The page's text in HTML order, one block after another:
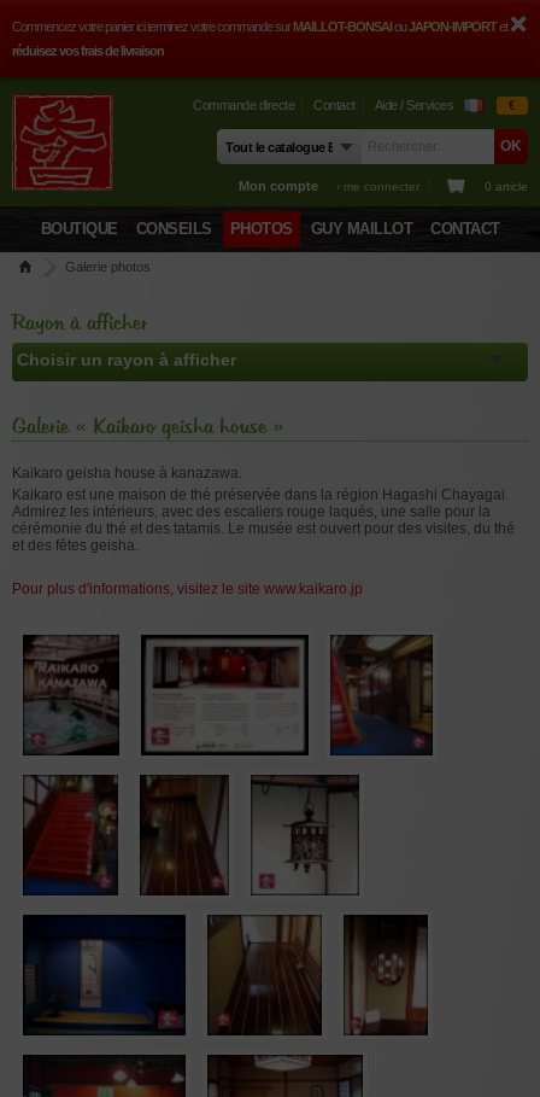
Commencez votre panier ici terminez votre commande surMAILLOT-BONSAIouJAPON-IMPORTet
réduisez vos frais de livraison
Commande directe Contact Aide / Services €
Mon compte › me connecter 0 article
BOUTIQUE CONSEILS PHOTOS GUY MAILLOT CONTACT
Galerie photos
Rayon à afficher
Galerie « Kaikaro geisha house »
Kaikaro geisha house à kanazawa.
Kaikaro est une maison de thé préservée dans la région Hagashi Chayagai.
Admirez les intérieurs, avec des escaliers rouge laqués, une salle pour la
cérémonie du thé et des tatamis. Le musée est ouvert pour des visites, du thé
et des fêtes geisha.
Pour plus d'informations, visitez le site www.kaikaro.jp